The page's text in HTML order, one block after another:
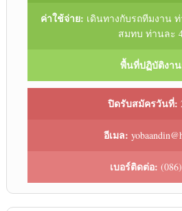
ค่าใช้จ่าย: เดินทางกับรถทีมงาน
สมทบ ท่านละ
พื้นที่ปฏิบัติงา
ปิดรับสมัครวันที่:
อีเมล:
เบอร์ติดต่อ: